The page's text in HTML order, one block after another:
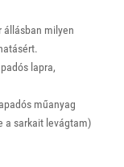
állásban milyen
lapra,
műanyag
a sarkait levágtam)